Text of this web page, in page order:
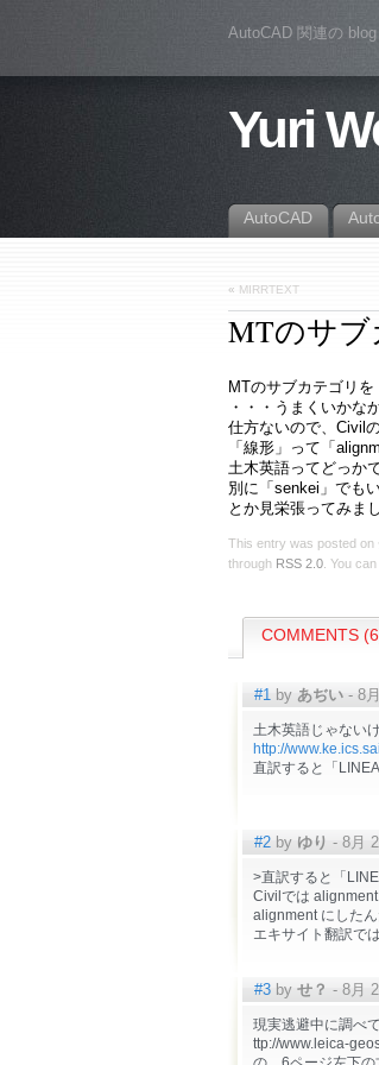
AutoCAD 関連の
Yuri
AutoCAD
« MIRRTEXT
MTのサブ
MTのサブカテゴリ
・・・うまくいかな
仕方ないので、Civil
「線形」って「
土木英語ってどっか
別に「senkei」でも
とか見栄張ってみまし
This entry was posted on
through RSS 2.0 . You can
COMMENTS
#1 by あぢい - 8
土木英語じゃない
http://
直訳すると「
#2 by ゆり - 8月
>直訳すると「
Civilでは alignment
alignment にしたん
エキサイト翻訳で
#3 by せ？ - 8月
現実逃避中に調べ
ttp://www.leica-